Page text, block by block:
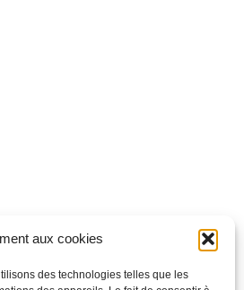
aux cookies
des technologies telles que les